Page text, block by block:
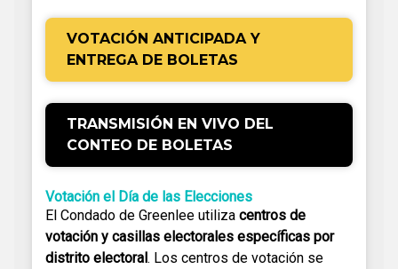
VOTACIÓN ANTICIPADA Y
ENTREGA DE BOLETAS
TRANSMISIÓN EN VIVO DEL
CONTEO DE BOLETAS
Votación el Día de las Elecciones
El Condado de Greenlee utiliza centros de
votación y casillas electorales específicas por
distrito electoral. Los centros de votación se